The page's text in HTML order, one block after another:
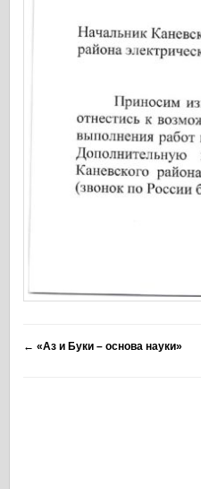
← «Аз и Буки – основа науки»